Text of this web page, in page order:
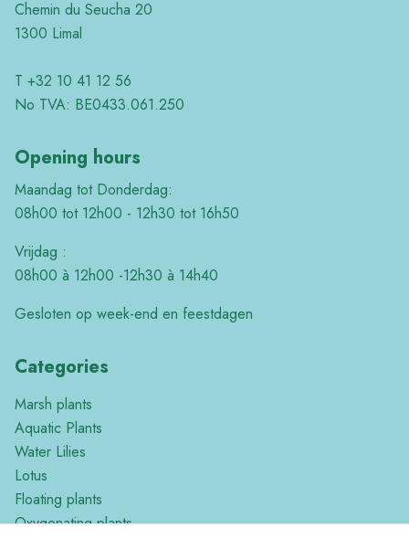
Chemin du Seucha 20
1300 Limal
T +32 10 41 12 56
No TVA: BE0433.061.250
Opening hours
Maandag tot Donderdag:
08h00 tot 12h00 - 12h30 tot 16h50
Vrijdag :
08h00 à 12h00 -12h30 à 14h40
Gesloten op week-end en feestdagen
Categories
Marsh plants
Aquatic Plants
Water Lilies
Lotus
Floating plants
Oxygenating plants